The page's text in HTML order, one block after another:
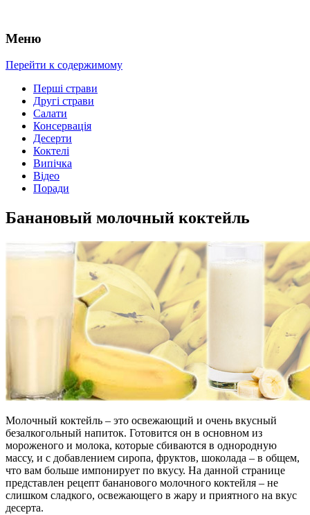
Меню
Перейти к содержимому
Перші страви
Другі страви
Салати
Консервація
Десерти
Коктелі
Випічка
Відео
Поради
Банановый молочный коктейль
Молочный коктейль – это освежающий и очень вкусный
безалкогольный напиток. Готовится он в основном из
мороженого и молока, которые сбиваются в однородную
массу, и с добавлением сиропа, фруктов, шоколада – в общем,
что вам больше импонирует по вкусу. На данной странице
представлен рецепт бананового молочного коктейля – не
слишком сладкого, освежающего в жару и приятного на вкус
десерта.